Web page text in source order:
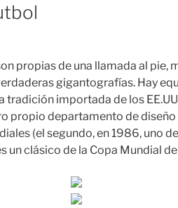
propias de una llamada al pie,
gigantografías. Hay
tradición importada de los
propio departamento de
(el segundo, en 1986, uno
un clásico de la Copa Mundial